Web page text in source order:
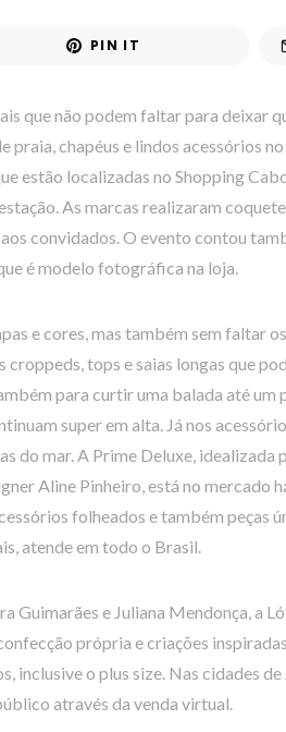
PIN IT
que não podem faltar para deixar
praia, chapéus e lindos acessórios
estão localizadas no Shopping
As marcas realizaram
convidados. O evento contou
é modelo fotográfica na loja.
e cores, mas também sem faltar
tops e saias longas que
para curtir uma balada até um
super em alta. Já nos
do mar. A Prime Deluxe, idealizada
Aline Pinheiro, está no mercado
folheados e também peças
atende em todo o Brasil.
Guimarães e Juliana Mendonça, a
própria e criações
inclusive o plus size. Nas cidades
através da venda virtual.